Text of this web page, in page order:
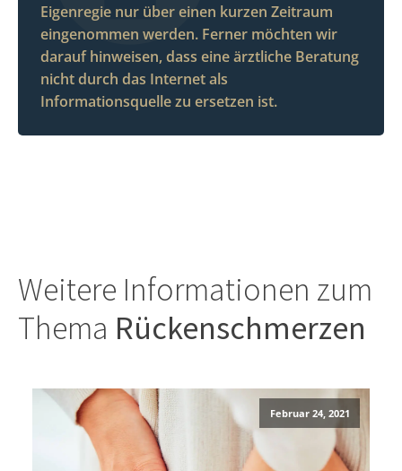
Eigenregie nur über einen kurzen Zeitraum
eingenommen werden. Ferner möchten wir
darauf hinweisen, dass eine ärztliche Beratung
nicht durch das Internet als
Informationsquelle zu ersetzen ist.
Weitere Informationen zum
Thema Rückenschmerzen
Februar 24, 2021